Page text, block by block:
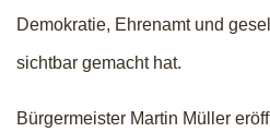
Demokratie, Ehrenamt und
sichtbar gemacht hat.
Bürgermeister Martin Müller